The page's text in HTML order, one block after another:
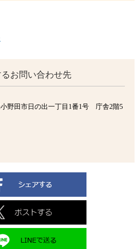
お問い合わせ先
野田市日の出一丁目1番1号 庁舎2階5